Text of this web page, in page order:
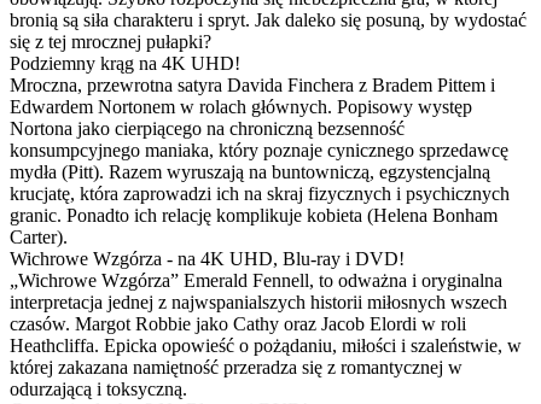
bronią są siła charakteru i spryt. Jak daleko się posuną, by wydostać
się z tej mrocznej pułapki?
Podziemny krąg na 4K UHD!
Mroczna, przewrotna satyra Davida Finchera z Bradem Pittem i
Edwardem Nortonem w rolach głównych. Popisowy występ
Nortona jako cierpiącego na chroniczną bezsenność
konsumpcyjnego maniaka, który poznaje cynicznego sprzedawcę
mydła (Pitt). Razem wyruszają na buntowniczą, egzystencjalną
krucjatę, która zaprowadzi ich na skraj fizycznych i psychicznych
granic. Ponadto ich relację komplikuje kobieta (Helena Bonham
Carter).
Wichrowe Wzgórza - na 4K UHD, Blu-ray i DVD!
„Wichrowe Wzgórza” Emerald Fennell, to odważna i oryginalna
interpretacja jednej z najwspanialszych historii miłosnych wszech
czasów. Margot Robbie jako Cathy oraz Jacob Elordi w roli
Heathcliffa. Epicka opowieść o pożądaniu, miłości i szaleństwie, w
której zakazana namiętność przeradza się z romantycznej w
odurzającą i toksyczną.